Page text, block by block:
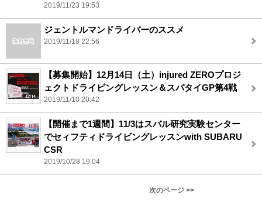
2019/11/23 19:53
ジェントルマンドライバーのススメ
2019/11/18 22:56
【募集開始】12月14日（土）injured ZEROプロジ
ェクトドライビングレッスン＆スパタイGP第4戦
2019/11/10 20:42
【開催まで1週間】11/3はスバル研究実験センター
でセィフティドライビングレッスンwith SUBARU
CSR
2019/10/28 19:04
次のページ >>